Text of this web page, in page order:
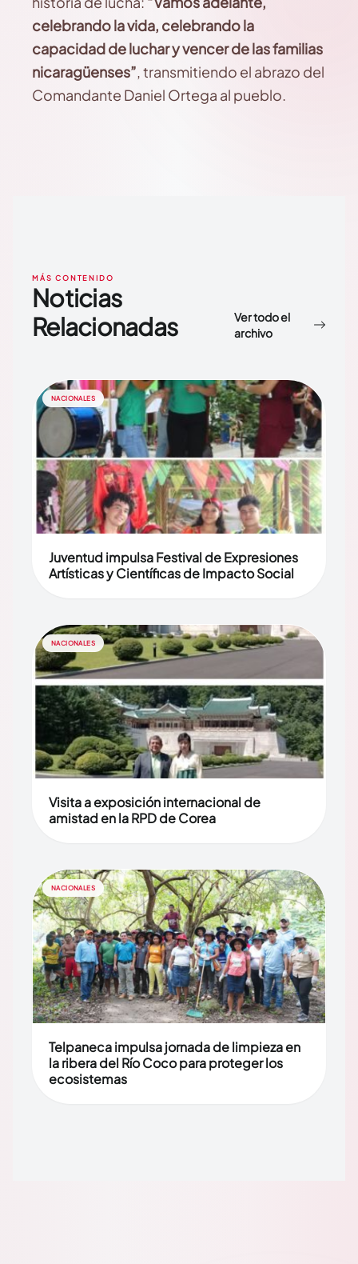
celebrando la vida, celebrando la
capacidad de luchar y vencer de las familias
nicaragüenses”, transmitiendo el abrazo del
Comandante Daniel Ortega al pueblo.
MÁS CONTENIDO
Noticias
Relacionadas
Ver todo el
archivo
NACIONALES
Juventud impulsa Festival de Expresiones
Artísticas y Científicas de Impacto Social
NACIONALES
Visita a exposición internacional de
amistad en la RPD de Corea
NACIONALES
Telpaneca impulsa jornada de limpieza en
la ribera del Río Coco para proteger los
ecosistemas